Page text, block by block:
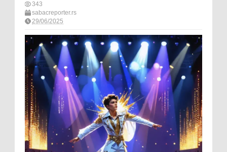
343
sabacreporter.rs
29/06/2025